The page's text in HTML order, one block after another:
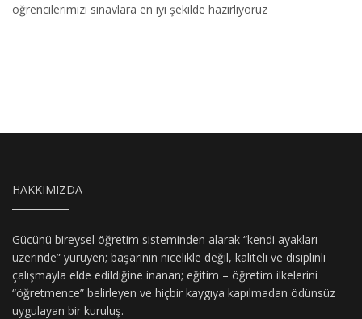
öğrencilerimizi sınavlara en iyi şekilde hazırlıyoruz
HAKKIMIZDA
Gücünü bireysel öğretim sisteminden alarak “kendi ayakları
üzerinde” yürüyen; başarının nicelikle değil, kaliteli ve disiplinli
çalışmayla elde edildiğine inanan; eğitim – öğretim ilkelerini
“öğretmence” belirleyen ve hiçbir kaygıya kapılmadan ödünsüz
uygulayan bir kuruluş.